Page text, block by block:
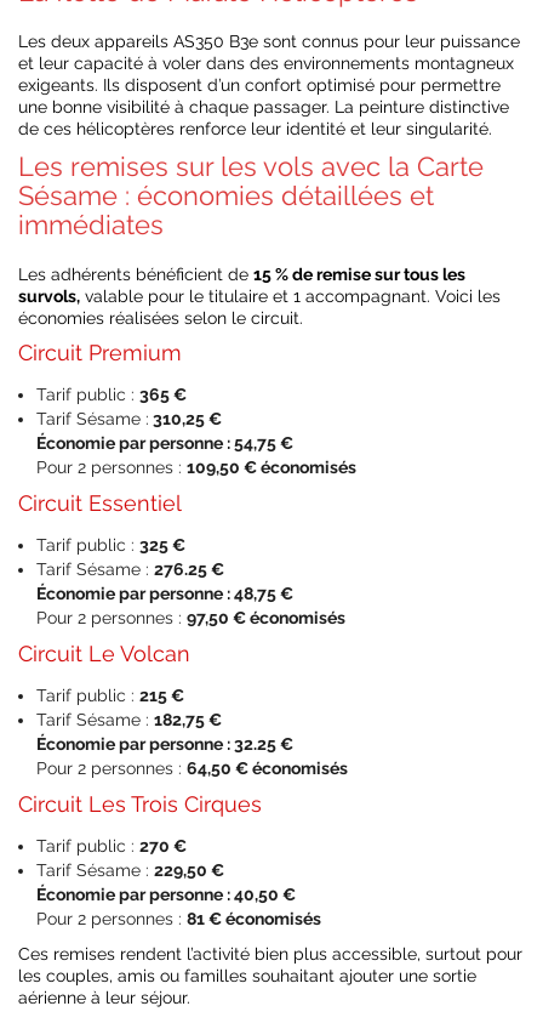
Les deux appareils AS350 B3e sont connus pour leur puissance
et leur capacité à voler dans des environnements montagneux
exigeants. Ils disposent d’un confort optimisé pour permettre
une bonne visibilité à chaque passager. La peinture distinctive
de ces hélicoptères renforce leur identité et leur singularité.
Les remises sur les vols avec la Carte
Sésame : économies détaillées et
immédiates
Les adhérents bénéficient de 15 % de remise sur tous les
survols, valable pour le titulaire et 1 accompagnant. Voici les
économies réalisées selon le circuit.
Circuit Premium
Tarif public : 365 €
Tarif Sésame : 310,25 €
Économie par personne : 54,75 €
Pour 2 personnes : 109,50 € économisés
Circuit Essentiel
Tarif public : 325 €
Tarif Sésame : 276.25 €
Économie par personne : 48,75 €
Pour 2 personnes : 97,50 € économisés
Circuit Le Volcan
Tarif public : 215 €
Tarif Sésame : 182,75 €
Économie par personne : 32.25 €
Pour 2 personnes : 64,50 € économisés
Circuit Les Trois Cirques
Tarif public : 270 €
Tarif Sésame : 229,50 €
Économie par personne : 40,50 €
Pour 2 personnes : 81 € économisés
Ces remises rendent l’activité bien plus accessible, surtout pour
les couples, amis ou familles souhaitant ajouter une sortie
aérienne à leur séjour.